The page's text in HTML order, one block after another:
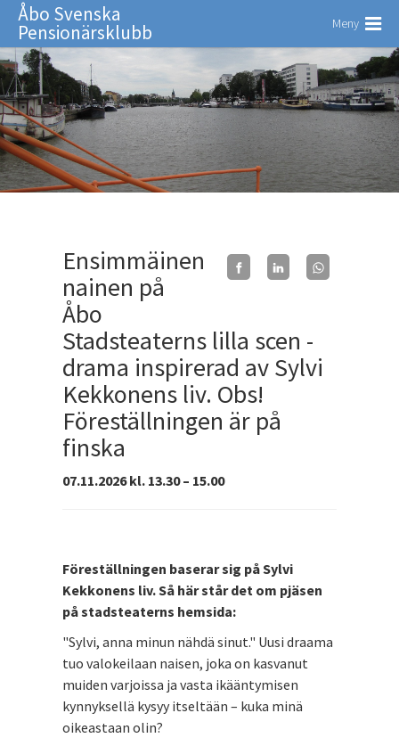
Åbo Svenska
Pensionärsklubb Meny
Ensimmäinen
nainen på
Åbo
Stadsteaterns lilla scen -
drama inspirerad av Sylvi
Kekkonens liv. Obs!
Föreställningen är på
finska
07.11.2026 kl. 13.30 – 15.00
Föreställningen baserar sig på Sylvi
Kekkonens liv. Så här står det om pjäsen
på stadsteaterns hemsida:
"Sylvi, anna minun nähdä sinut." Uusi draama
tuo valokeilaan naisen, joka on kasvanut
muiden varjoissa ja vasta ikääntymisen
kynnyksellä kysyy itseltään – kuka minä
oikeastaan olin?